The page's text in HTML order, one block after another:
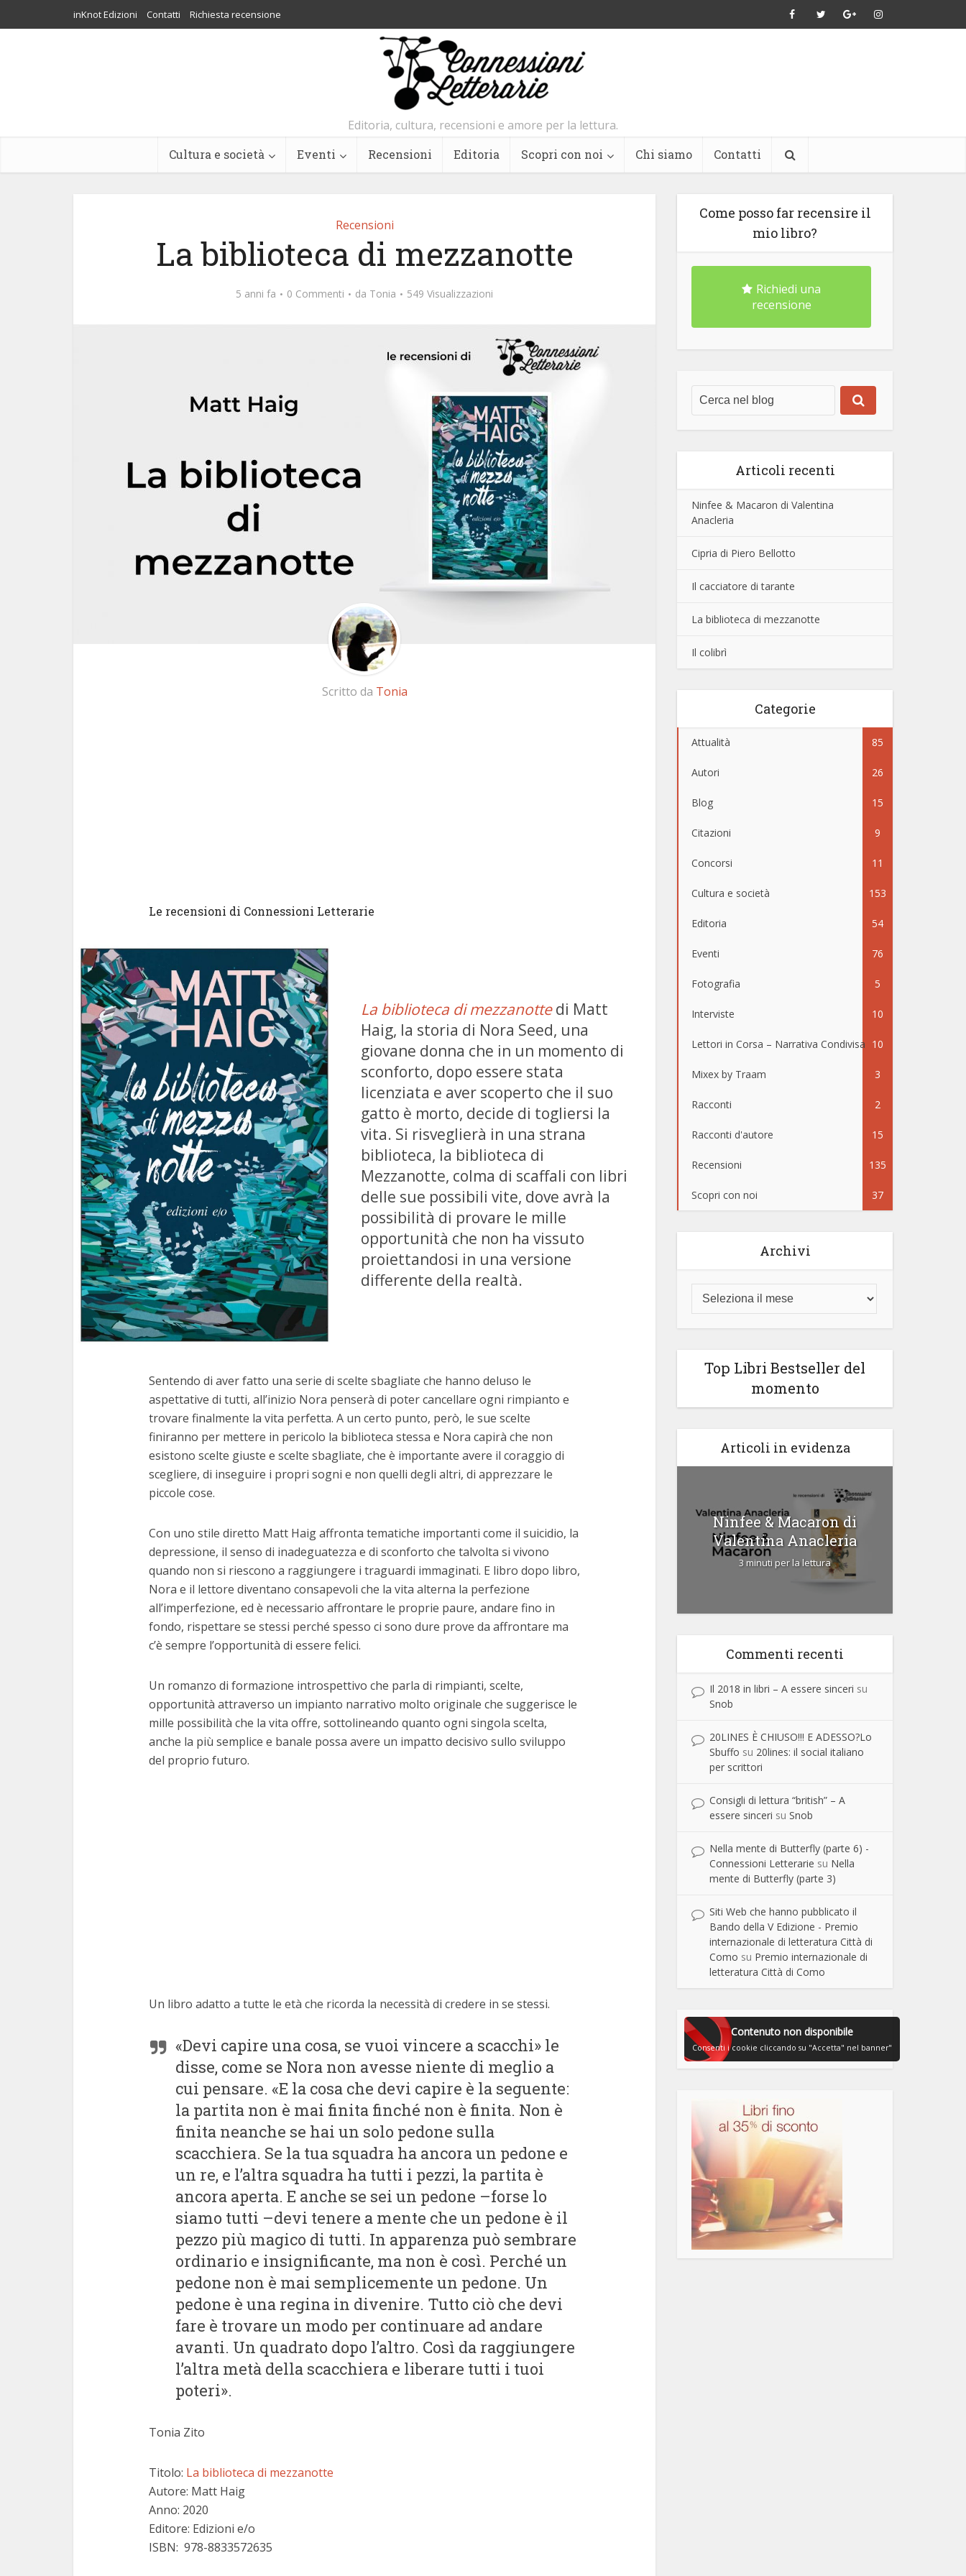
inKnot Edizioni Contatti Richiesta recensione
Editoria, cultura, recensioni e amore per la lettura.
Cultura e società Eventi Recensioni Editoria Scopri con noi Chi siamo Contatti
Recensioni
La biblioteca di mezzanotte
5 anni fa 0 Commenti da Tonia 549 Visualizzazioni
Scritto da Tonia
Le recensioni di Connessioni Letterarie
La biblioteca di mezzanottedi Matt
Haig, la storia di Nora Seed, una
giovane donna che in un momento di
sconforto, dopo essere stata
licenziata e aver scoperto che il suo
gatto è morto, decide di togliersi la
vita. Si risveglierà in una strana
biblioteca, la biblioteca di
Mezzanotte, colma di scaffali con libri
delle sue possibili vite, dove avrà la
possibilità di provare le mille
opportunità che non ha vissuto
proiettandosi in una versione
differente della realtà.
Sentendo di aver fatto una serie di scelte sbagliate che hanno deluso le
aspettative di tutti, all’inizio Nora penserà di poter cancellare ogni rimpianto e
trovare finalmente la vita perfetta. A un certo punto, però, le sue scelte
finiranno per mettere in pericolo la biblioteca stessa e Nora capirà che non
esistono scelte giuste e scelte sbagliate, che è importante avere il coraggio di
scegliere, di inseguire i propri sogni e non quelli degli altri, di apprezzare le
piccole cose.
Con uno stile diretto Matt Haig affronta tematiche importanti come il suicidio, la
depressione, il senso di inadeguatezza e di sconforto che talvolta si vivono
quando non si riescono a raggiungere i traguardi immaginati. E libro dopo libro,
Nora e il lettore diventano consapevoli che la vita alterna la perfezione
all’imperfezione, ed è necessario affrontare le proprie paure, andare fino in
fondo, rispettare se stessi perché spesso ci sono dure prove da affrontare ma
c’è sempre l’opportunità di essere felici.
Un romanzo di formazione introspettivo che parla di rimpianti, scelte,
opportunità attraverso un impianto narrativo molto originale che suggerisce le
mille possibilità che la vita offre, sottolineando quanto ogni singola scelta,
anche la più semplice e banale possa avere un impatto decisivo sullo sviluppo
del proprio futuro.
Un libro adatto a tutte le età che ricorda la necessità di credere in se stessi.
«Devi capire una cosa, se vuoi vincere a scacchi» le
disse, come se Nora non avesse niente di meglio a
cui pensare. «E la cosa che devi capire è la seguente:
la partita non è mai finita finché non è finita. Non è
finita neanche se hai un solo pedone sulla
scacchiera. Se la tua squadra ha ancora un pedone e
un re, e l’altra squadra ha tutti i pezzi, la partita è
ancora aperta. E anche se sei un pedone –forse lo
siamo tutti –devi tenere a mente che un pedone è il
pezzo più magico di tutti. In apparenza può sembrare
ordinario e insignificante, ma non è così. Perché un
pedone non è mai semplicemente un pedone. Un
pedone è una regina in divenire. Tutto ciò che devi
fare è trovare un modo per continuare ad andare
avanti. Un quadrato dopo l’altro. Così da raggiungere
l’altra metà della scacchiera e liberare tutti i tuoi
poteri».
Tonia Zito
Titolo: La biblioteca di mezzanotte
Autore: Matt Haig
Anno: 2020
Editore: Edizioni e/o
ISBN: 978-8833572635
Come posso far recensire il
mio libro?
Richiedi una
recensione
Articoli recenti
Ninfee & Macaron di Valentina
Anacleria
Cipria di Piero Bellotto
Il cacciatore di tarante
La biblioteca di mezzanotte
Il colibrì
Categorie
Attualità 85
Autori 26
Blog 15
Citazioni 9
Concorsi 11
Cultura e società 153
Editoria 54
Eventi 76
Fotografia 5
Interviste 10
Lettori in Corsa – Narrativa Condivisa 10
Mixex by Traam 3
Racconti 2
Racconti d'autore 15
Recensioni 135
Scopri con noi 37
Archivi
Top Libri Bestseller del
momento
Articoli in evidenza
Il piano dei conti
7 minuti per la lettura
Il dono oscuro
3 minuti per la lettura
Ninfee & Macaron di
Valentina Anacleria
3 minuti per la lettura
Commenti recenti
Il 2018 in libri – A essere sinceri su
Snob
20LINES È CHIUSO!!! E ADESSO?Lo
Sbuffo su 20lines: il social italiano
per scrittori
Consigli di lettura “british” – A
essere sinceri su Snob
Nella mente di Butterfly (parte 6) -
Connessioni Letterarie su Nella
mente di Butterfly (parte 3)
Siti Web che hanno pubblicato il
Bando della V Edizione - Premio
internazionale di letteratura Città di
Como su Premio internazionale di
letteratura Città di Como
Contenuto non disponibile
Consenti i cookie cliccando su "Accetta" nel banner"